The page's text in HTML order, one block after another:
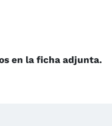
en la ficha adjunta.